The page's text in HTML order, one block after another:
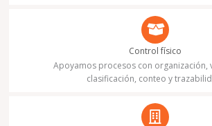
Control físico
Apoyamos procesos con organización,
clasificación, conteo y